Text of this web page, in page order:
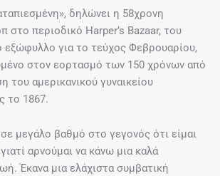
δηλώνει η 58χρονη
στο περιοδικό Harper’s Bazaar, του
εξώφυλλο για το τεύχος Φεβρουαρίου,
στον εορτασμό των 150 χρόνων από
του αμερικανικού γυναικείου
το 1867.
μεγάλο βαθμό στο γεγονός ότι είμαι
αρνούμαι να κάνω μια καλά
Έκανα μια ελάχιστα συμβατική